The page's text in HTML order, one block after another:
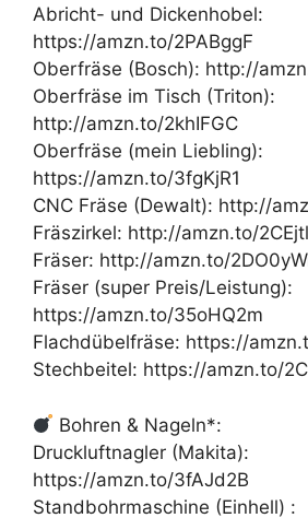
Abricht- und Dickenhobel:
https://amzn.to/2PABggF
Oberfräse (Bosch): http://
Oberfräse im Tisch (Triton):
http://amzn.to/2khIFGC
Oberfräse (mein Liebling):
https://amzn.to/3fgKjR1
CNC Fräse (Dewalt): http://
Fräszirkel: http://amzn.to/
Fräser: http://amzn.to/
Fräser (super Preis/Leistung):
https://amzn.to/35oHQ2m
Flachdübelfräse: https://
Stechbeitel: https://amzn.to/
Bohren & Nageln*:
Druckluftnagler (Makita):
https://amzn.to/3fAJd2B
Standbohrmaschine (Einhell) :